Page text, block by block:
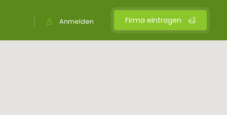
Firma eintragen
Anmelden